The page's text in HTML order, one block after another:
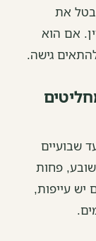
את
אם הוא
גישה.
שבועיים
פחות
יש עייפות,